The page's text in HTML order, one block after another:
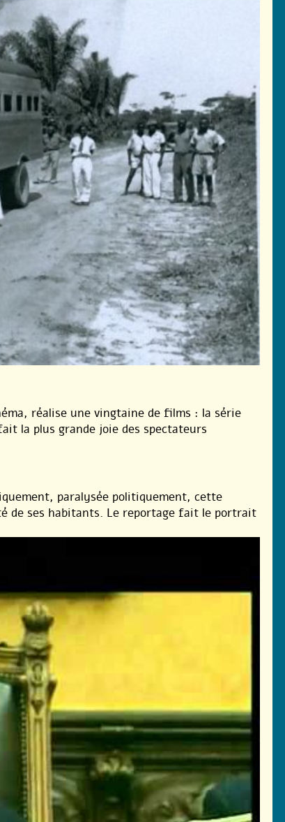
réalise une vingtaine de films : la série
la plus grande joie des spectateurs
paralysée politiquement, cette
de ses habitants. Le reportage fait le portrait